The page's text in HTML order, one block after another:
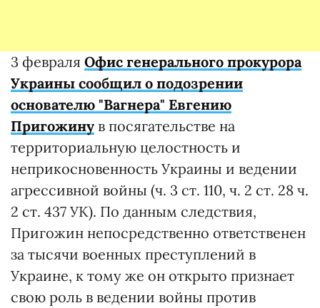
3 февраля Офис генерального прокурора
Украины сообщил о подозрении
основателю "Вагнера" Евгению
Пригожину в посягательстве на
территориальную целостность и
неприкосновенность Украины и ведении
агрессивной войны (ч. 3 ст. 110, ч. 2 ст. 28 ч.
2 ст. 437 УК). По данным следствия,
Пригожин непосредственно ответственен
за тысячи военных преступлений в
Украине, к тому же он открыто признает
свою роль в ведении войны против